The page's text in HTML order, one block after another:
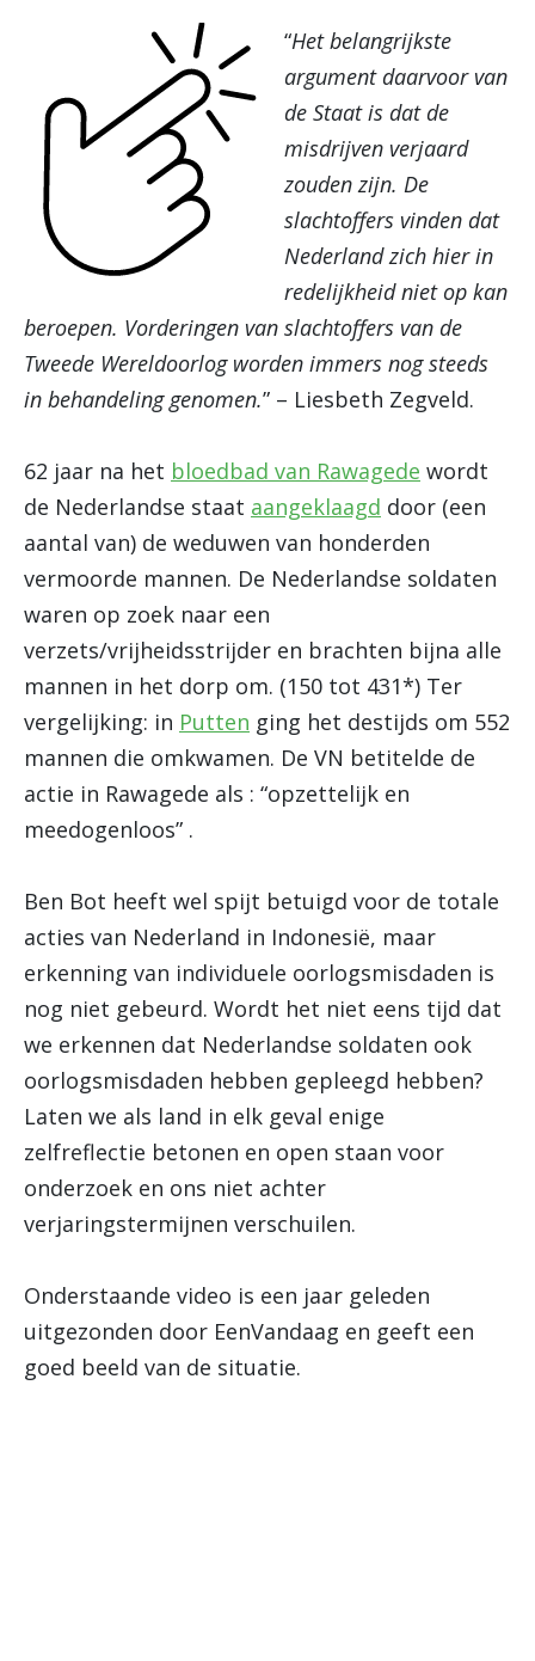
“Het belangrijkste
argument daarvoor van
de Staat is dat de
misdrijven verjaard
zouden zijn. De
slachtoffers vinden dat
Nederland zich hier in
redelijkheid niet op kan
beroepen. Vorderingen van slachtoffers van de
Tweede Wereldoorlog worden immers nog steeds
in behandeling genomen.” – Liesbeth Zegveld.
62 jaar na het bloedbad van Rawagede wordt
de Nederlandse staat aangeklaagd door (een
aantal van) de weduwen van honderden
vermoorde mannen. De Nederlandse soldaten
waren op zoek naar een
verzets/vrijheidsstrijder en brachten bijna alle
mannen in het dorp om. (150 tot 431*) Ter
vergelijking: in Putten ging het destijds om 552
mannen die omkwamen. De VN betitelde de
actie in Rawagede als : “opzettelijk en
meedogenloos” .
Ben Bot heeft wel spijt betuigd voor de totale
acties van Nederland in Indonesië, maar
erkenning van individuele oorlogsmisdaden is
nog niet gebeurd. Wordt het niet eens tijd dat
we erkennen dat Nederlandse soldaten ook
oorlogsmisdaden hebben gepleegd hebben?
Laten we als land in elk geval enige
zelfreflectie betonen en open staan voor
onderzoek en ons niet achter
verjaringstermijnen verschuilen.
Onderstaande video is een jaar geleden
uitgezonden door EenVandaag en geeft een
goed beeld van de situatie.